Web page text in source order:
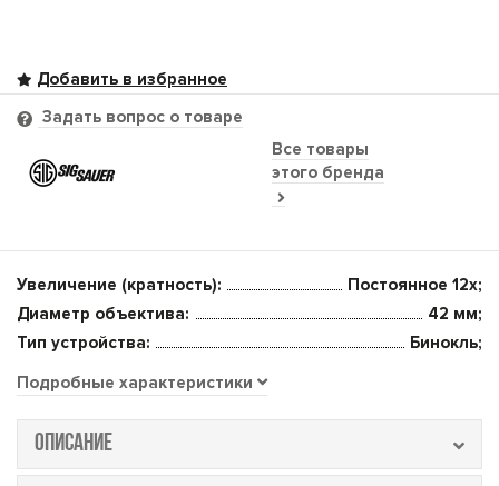
Все товары
этого бренда
Задать вопрос о товаре
Увеличение (кратность):
Постоянное 12x;
Диаметр объектива:
42 мм;
Тип устройства:
Бинокль;
Подробные характеристики
ОПИСАНИЕ